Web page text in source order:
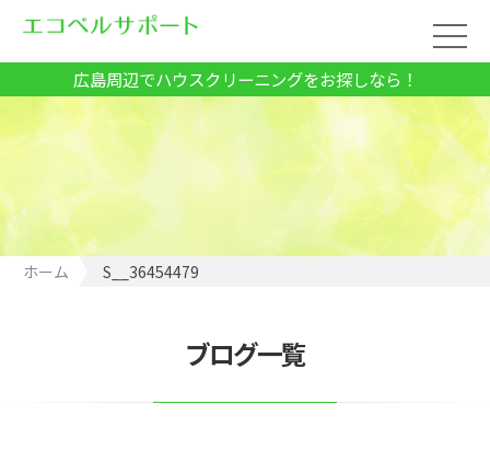
広島周辺でハウスクリーニングをお探しなら！
ホーム S__36454479
ブログ一覧